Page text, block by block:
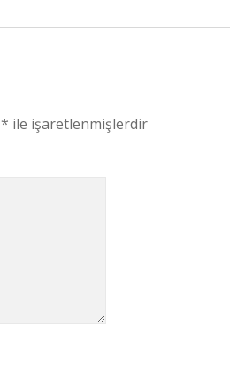
* ile işaretlenmişlerdir